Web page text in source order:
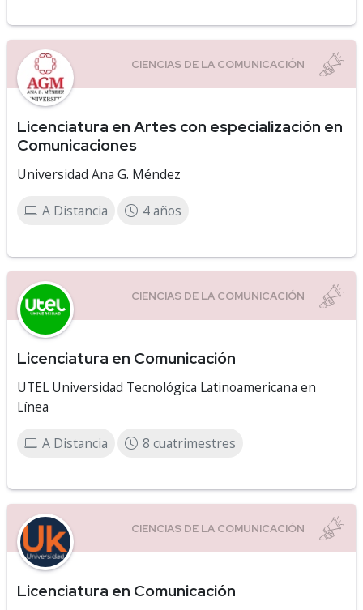
Licenciatura en Artes con especialización en
Comunicaciones
Universidad Ana G. Méndez
A Distancia 4 años
Licenciatura en Comunicación
UTEL Universidad Tecnológica Latinoamericana en
Línea
A Distancia 8 cuatrimestres
Licenciatura en Comunicación